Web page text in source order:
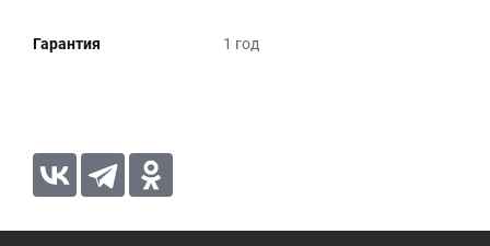
Гарантия 1 год